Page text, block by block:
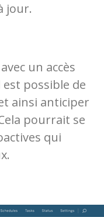
jour.
un accès
possible de
ainsi anticiper
pourrait se
qui